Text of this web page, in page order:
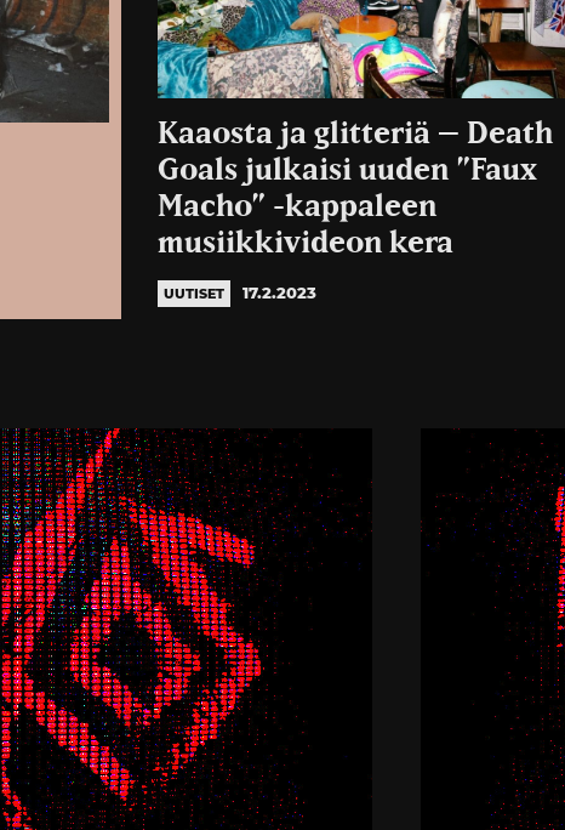
Kaaosta ja glitteriä – Death
Goals julkaisi uuden ”Faux
Macho” -kappaleen
musiikkivideon kera
UUTISET 17.2.2023